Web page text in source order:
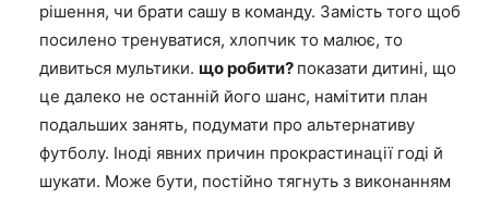
рішення, чи брати сашу в команду. Замість того щоб
посилено тренуватися, хлопчик то малює, то
дивиться мультики. що робити? показати дитині, що
це далеко не останній його шанс, намітити план
подальших занять, подумати про альтернативу
футболу. Іноді явних причин прокрастинації годі й
шукати. Може бути, постійно тягнуть з виконанням